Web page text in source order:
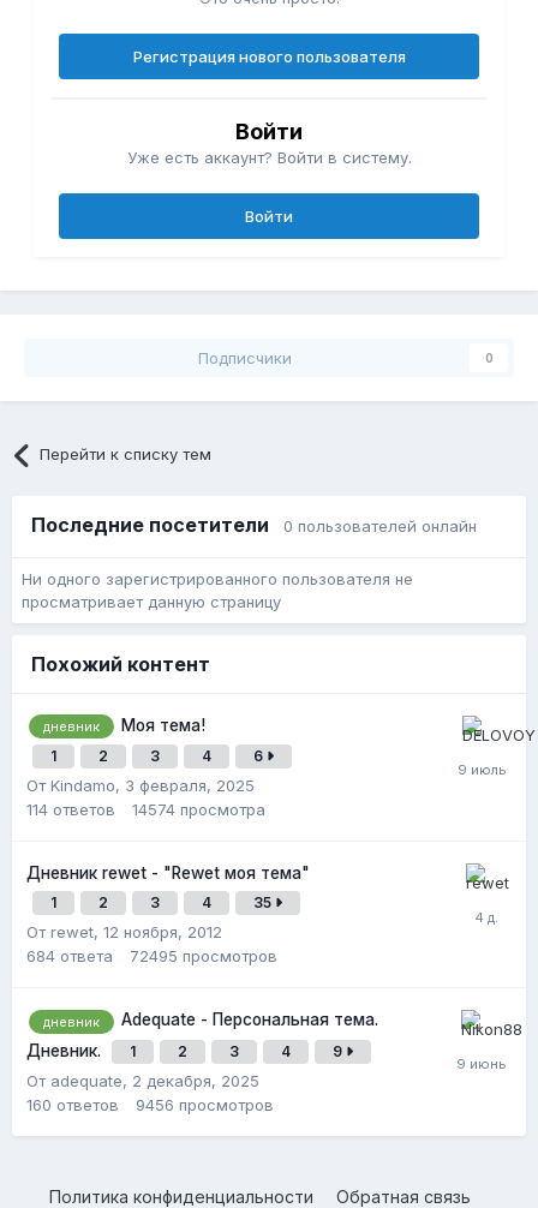
Регистрация нового пользователя
Войти
Уже есть аккаунт? Войти в систему.
Войти
Подписчики 0
Перейти к списку тем
Последние посетители 0 пользователей онлайн
Ни одного зарегистрированного пользователя не
просматривает данную страницу
Похожий контент
дневник Моя тема!
1 2 3 4 6
От Kindamo, 3 февраля, 2025
114 ответов 14574 просмотра
Дневник rewet - "Rewet моя тема"
1 2 3 4 35
От rewet, 12 ноября, 2012
684 ответа 72495 просмотров
дневник
Adequate - Персональная тема.
Дневник.
1 2 3 4 9
От adequate, 2 декабря, 2025
160 ответов 9456 просмотров
Политика конфиденциальности Обратная связь